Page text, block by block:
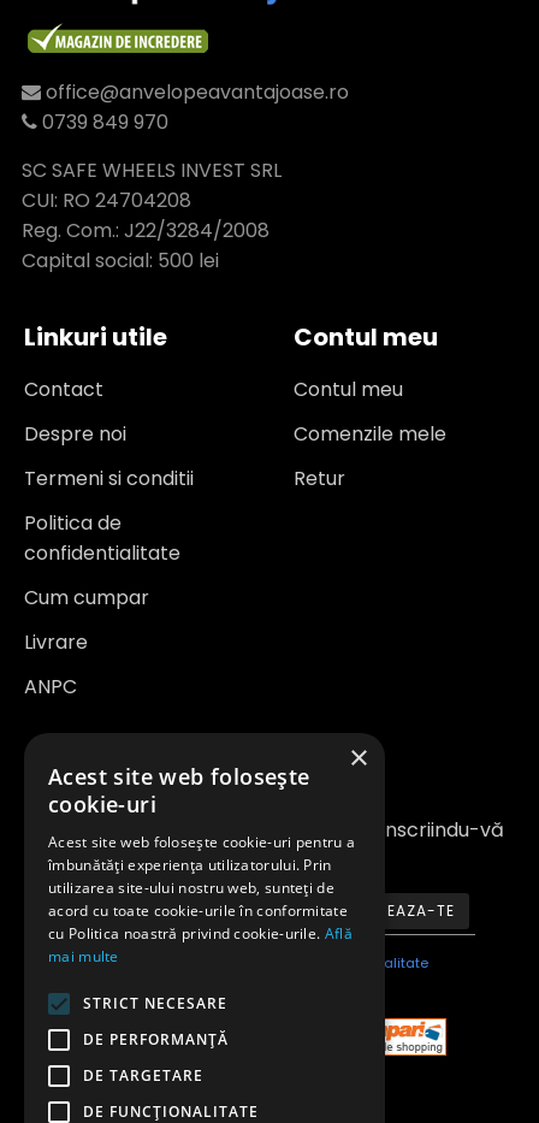
office@anvelopeavantajoase.ro
0739 849 970
SC SAFE WHEELS INVEST SRL
CUI: RO 24704208
Reg. Com.: J22/3284/2008
Capital social: 500 lei
Linkuri utile
Contact
Despre noi
Termeni si conditii
Politica de
confidentialitate
Cum cumpar
Livrare
ANPC
Contul meu
Contul meu
Comenzile mele
Retur
Newsletter
Fiți la curent cu noutățile și promoțiile înscriindu-vă
la newsletter-ul nostru
ABONEAZA-TE
Am citit şi sunt de acord cu Politica de confidentialitate
×
Acest site web folosește
cookie-uri
Acest site web folosește cookie-uri pentru a
îmbunătăți experiența utilizatorului. Prin
utilizarea site-ului nostru web, sunteți de
acord cu toate cookie-urile în conformitate
cu Politica noastră privind cookie-urile. Află
mai multe
STRICT NECESARE
DE PERFORMANȚĂ
DE TARGETARE
DE FUNCŢIONALITATE